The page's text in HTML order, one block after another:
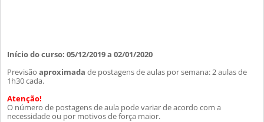
Início do curso: 05/12/2019 a 02/01/2020
Previsão aproximada de postagens de aulas por semana: 2 aulas de
1h30 cada.
Atenção!
O número de postagens de aula pode variar de acordo com a
necessidade ou por motivos de força maior.